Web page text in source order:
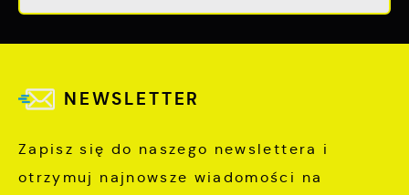
NEWSLETTER
Zapisz się do naszego newslettera i
otrzymuj najnowsze wiadomości na